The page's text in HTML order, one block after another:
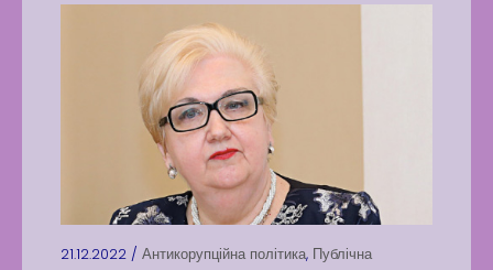
21.12.2022 / Антикорупційна політика, Публічна